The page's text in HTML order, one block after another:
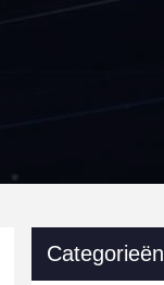
Categorieën